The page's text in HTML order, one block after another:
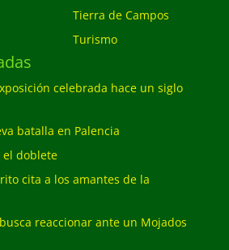
Tierra de Campos
Turismo
celebrada hace un siglo
batalla en Palencia
el doblete
cita a los amantes de la
reaccionar ante un Mojados